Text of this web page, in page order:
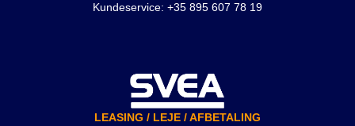
Kundeservice: +35 895 607 78 19
LEASING / LEJE / AFBETALING